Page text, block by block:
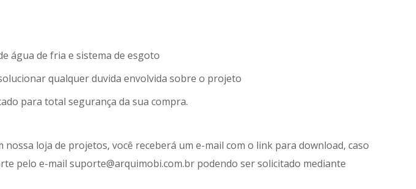
água de fria e sistema de esgoto
qualquer duvida envolvida sobre o projeto
para total segurança da sua compra.
loja de projetos, você receberá um e-mail com o link para download, caso
pelo e-mail suporte@arquimobi.com.br podendo ser solicitado mediante